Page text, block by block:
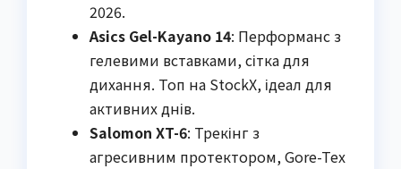
2026.
Asics Gel-Kayano 14: Перформанс з
гелевими вставками, сітка для
дихання. Топ на StockX, ідеал для
активних днів.
Salomon XT-6: Трекінг з
агресивним протектором, Gore-Tex